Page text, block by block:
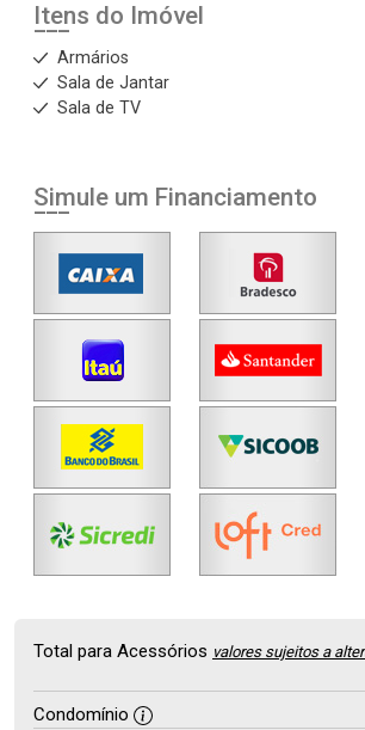
Itens do Imóvel
Armários
Sala de Jantar
Sala de TV
Simule um Financiamento
Total para Acessórios valores sujeitos a
Condomínio